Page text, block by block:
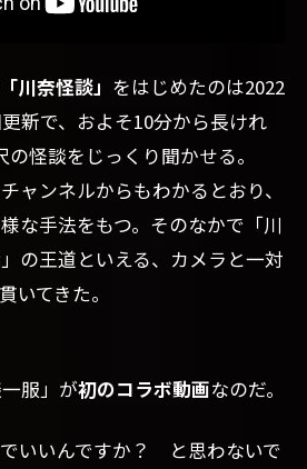
「川奈怪談」 をはじめたのは2022
新で、およそ10分から長けれ
怪談をじっくり聞かせる。
ャンネルからもわかるとおり、
な手法をもつ。そのなかで「川
の王道といえる、カメラと一対
いてきた。
服」が初のコラボ動画なのだ。
いいんですか？ と思わないで